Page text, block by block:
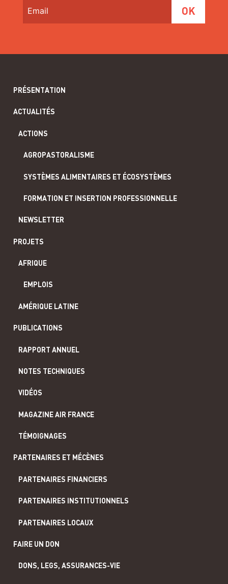
PRÉSENTATION
ACTUALITÉS
ACTIONS
AGROPASTORALISME
SYSTÈMES ALIMENTAIRES ET ÉCOSYSTÈMES
FORMATION ET INSERTION PROFESSIONNELLE
NEWSLETTER
PROJETS
AFRIQUE
EMPLOIS
AMÉRIQUE LATINE
PUBLICATIONS
RAPPORT ANNUEL
NOTES TECHNIQUES
VIDÉOS
MAGAZINE AIR FRANCE
TÉMOIGNAGES
PARTENAIRES ET MÉCÈNES
PARTENAIRES FINANCIERS
PARTENAIRES INSTITUTIONNELS
PARTENAIRES LOCAUX
FAIRE UN DON
DONS, LEGS, ASSURANCES-VIE